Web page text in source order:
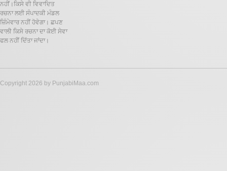
ਨਹੀਂ।ਕਿਸੇ ਵੀ ਵਿਵਾਦਿਤ
ਰਚਨਾ ਲਈ ਸੰਪਾਦਕੀ ਮੰਡਲ
ਜ਼ਿੰਮੇਵਾਰ ਨਹੀਂ ਹੋਵੇਗਾ। ਛਪਣ
ਵਾਲੀ ਕਿਸੇ ਰਚਨਾ ਦਾ ਕੋਈ ਸੇਵਾ
ਫਲ ਨਹੀਂ ਦਿੱਤਾ ਜਾਂਦਾ।
Copyright 2026 by PunjabiMaa.com